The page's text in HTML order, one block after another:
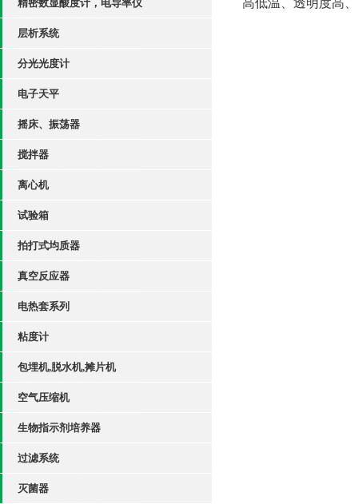
精密数显酸度计，电导率仪
层析系统
分光光度计
电子天平
摇床、振荡器
搅拌器
离心机
试验箱
拍打式均质器
真空反应器
电热套系列
粘度计
包埋机,脱水机,摊片机
空气压缩机
生物指示剂培养器
过滤系统
灭菌器
高低温、透明度高